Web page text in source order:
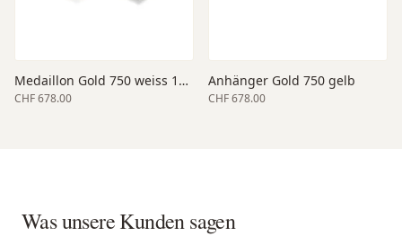
Medaillon Gold 750 weiss 16 x 16 mm
CHF 678.00
Anhänger Gold 750 gelb
CHF 678.00
Was unsere Kunden sagen